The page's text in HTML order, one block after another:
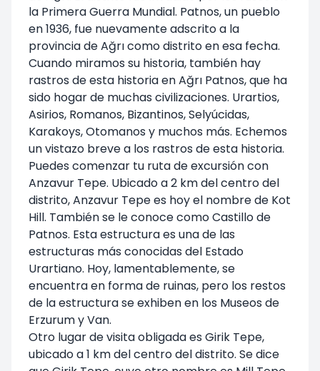
la Primera Guerra Mundial. Patnos, un pueblo
en 1936, fue nuevamente adscrito a la
provincia de Ağrı como distrito en esa fecha.
Cuando miramos su historia, también hay
rastros de esta historia en Ağrı Patnos, que ha
sido hogar de muchas civilizaciones. Urartios,
Asirios, Romanos, Bizantinos, Selyúcidas,
Karakoys, Otomanos y muchos más. Echemos
un vistazo breve a los rastros de esta historia.
Puedes comenzar tu ruta de excursión con
Anzavur Tepe. Ubicado a 2 km del centro del
distrito, Anzavur Tepe es hoy el nombre de Kot
Hill. También se le conoce como Castillo de
Patnos. Esta estructura es una de las
estructuras más conocidas del Estado
Urartiano. Hoy, lamentablemente, se
encuentra en forma de ruinas, pero los restos
de la estructura se exhiben en los Museos de
Erzurum y Van.
Otro lugar de visita obligada es Girik Tepe,
ubicado a 1 km del centro del distrito. Se dice